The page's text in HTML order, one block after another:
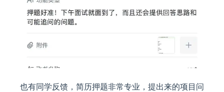
也有同学反馈，简历押题非常专业，提出来的项目问